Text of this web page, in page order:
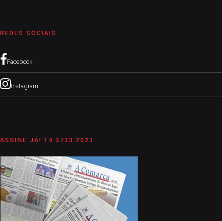
REDES SOCIAIS
Facebook
Instagram
ASSINE JÁ! 14 3733 2023